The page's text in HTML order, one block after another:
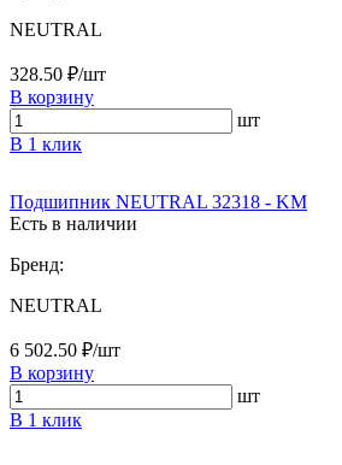
NEUTRAL
328.50 ₽/шт
В корзину
шт
В 1 клик
Подшипник NEUTRAL 32318 - KM
Есть в наличии
Бренд:
NEUTRAL
6 502.50 ₽/шт
В корзину
шт
В 1 клик